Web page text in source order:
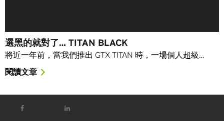
選黑的就對了… TITAN BLACK
將近一年前，當我們推出 GTX TITAN 時，一場個人超級…
閱讀文章